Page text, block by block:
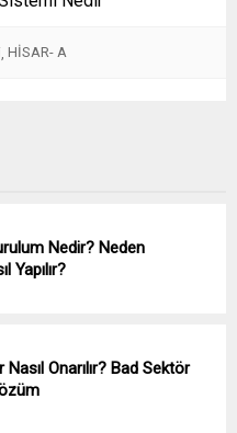
HİSAR- A
Nedir? Neden
Yapılır?
Onarılır? Bad Sektör